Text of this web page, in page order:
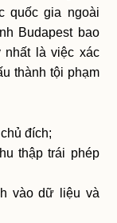
quốc gia ngoài
Budapest bao
nhất là việc xác
thành tội phạm
đích;
thập trái phép
vào dữ liệu và